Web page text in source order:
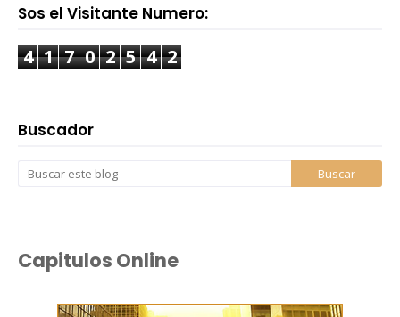
Sos el Visitante Numero:
4 1 7 0 2 5 4 2
Buscador
Capitulos Online